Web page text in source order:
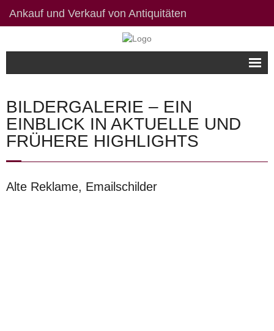
Ankauf und Verkauf von Antiquitäten
Bildergalerie
Kontakt / Links
Datenschutzerklärung
Impressum
BILDERGALERIE – EIN
EINBLICK IN AKTUELLE UND
FRÜHERE HIGHLIGHTS
Alte Reklame, Emailschilder